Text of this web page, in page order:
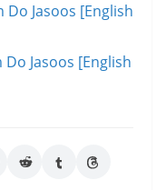
Jasoos [English
Jasoos [English